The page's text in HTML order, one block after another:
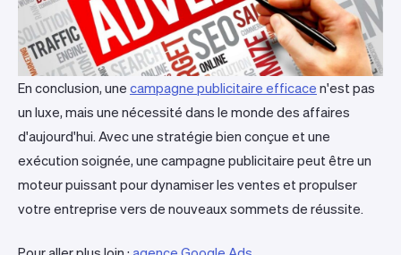
En conclusion, une campagne publicitaire efficace n'est pas
un luxe, mais une nécessité dans le monde des affaires
d'aujourd'hui. Avec une stratégie bien conçue et une
exécution soignée, une campagne publicitaire peut être un
moteur puissant pour dynamiser les ventes et propulser
votre entreprise vers de nouveaux sommets de réussite.